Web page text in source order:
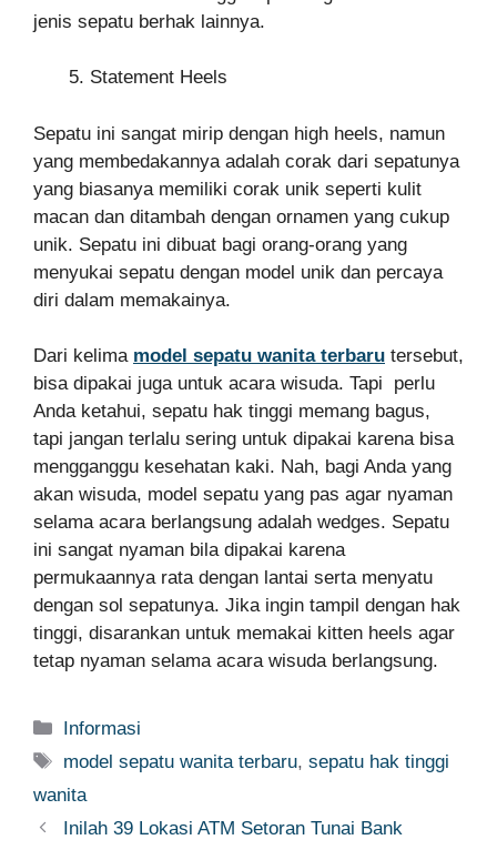
jenis sepatu berhak lainnya.
Statement Heels
Sepatu ini sangat mirip dengan high heels, namun
yang membedakannya adalah corak dari sepatunya
yang biasanya memiliki corak unik seperti kulit
macan dan ditambah dengan ornamen yang cukup
unik. Sepatu ini dibuat bagi orang-orang yang
menyukai sepatu dengan model unik dan percaya
diri dalam memakainya.
Dari kelima model sepatu wanita terbaru tersebut,
bisa dipakai juga untuk acara wisuda. Tapi perlu
Anda ketahui, sepatu hak tinggi memang bagus,
tapi jangan terlalu sering untuk dipakai karena bisa
mengganggu kesehatan kaki. Nah, bagi Anda yang
akan wisuda, model sepatu yang pas agar nyaman
selama acara berlangsung adalah wedges. Sepatu
ini sangat nyaman bila dipakai karena
permukaannya rata dengan lantai serta menyatu
dengan sol sepatunya. Jika ingin tampil dengan hak
tinggi, disarankan untuk memakai kitten heels agar
tetap nyaman selama acara wisuda berlangsung.
Categories
Informasi
Tags
model sepatu wanita terbaru,sepatu hak tinggi
wanita
Inilah 39 Lokasi ATM Setoran Tunai Bank